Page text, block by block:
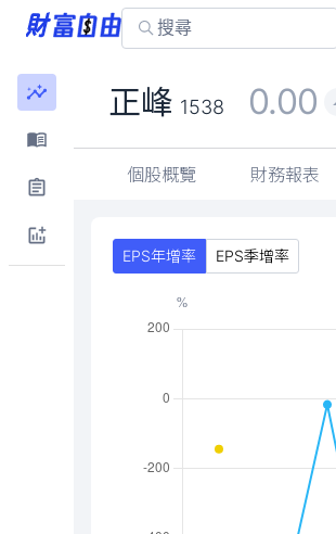
正峰 1538 0.00
個股概覽 財務報表
EPS年增率 EPS季增率